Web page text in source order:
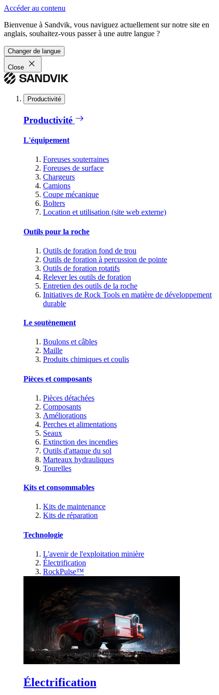
Accéder au contenu
Bienvenue à Sandvik, vous naviguez actuellement sur notre site en
anglais, souhaitez-vous passer à une autre langue ?
Changer de langue
Close
Productivité
Productivité
L'équipement
Foreuses souterraines
Foreuses de surface
Chargeurs
Camions
Coupe mécanique
Bolters
Location et utilisation (site web externe)
Outils pour la roche
Outils de foration fond de trou
Outils de foration à percussion de pointe
Outils de foration rotatifs
Relever les outils de foration
Entretien des outils de la roche
Initiatives de Rock Tools en matière de développement
durable
Le soutènement
Boulons et câbles
Maille
Produits chimiques et coulis
Pièces et composants
Pièces détachées
Composants
Améliorations
Perches et alimentations
Seaux
Extinction des incendies
Outils d'attaque du sol
Marteaux hydrauliques
Tourelles
Kits et consommables
Kits de maintenance
Kits de réparation
Technologie
L'avenir de l'exploitation minière
Électrification
RockPulse™
Électrification